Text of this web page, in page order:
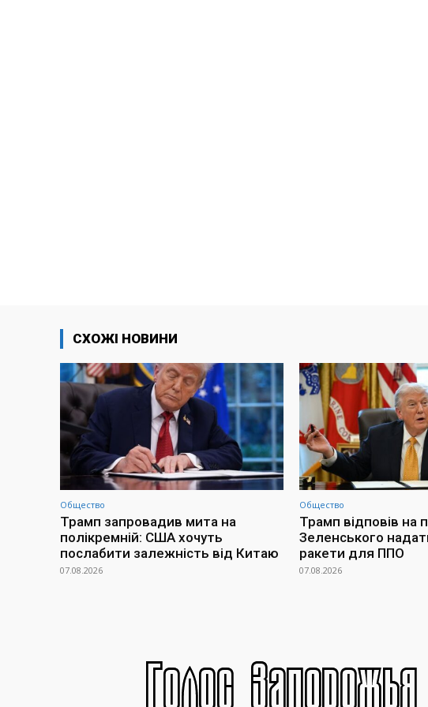
СХОЖІ НОВИНИ
Общество
Трамп запровадив мита на
полікремній: США хочуть
послабити залежність від Китаю
07.08.2026
Общество
Трамп відповів на
Зеленського
ракети для ППО
07.08.2026